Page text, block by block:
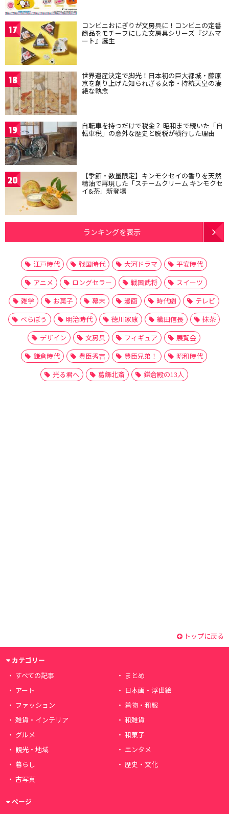
17 コンビニおにぎりが文房具に！コンビニの定番
商品をモチーフにした文房具シリーズ『ジムマ
ート』誕生
18 世界遺産決定で脚光！日本初の巨大都城・藤原
京を創り上げた知られざる女帝・持統天皇の凄
絶な執念
19 自転車を持つだけで税金？ 昭和まで続いた「自
転車税」の意外な歴史と脱税が横行した理由
20 【季節・数量限定】キンモクセイの香りを天然
精油で再現した「スチームクリーム キンモクセ
イ&茶」新登場
ランキングを表示
江戸時代 戦国時代 大河ドラマ
平安時代
アニメ
ロングセラー 戦国武将
スイーツ
雑学
お菓子 幕末 漫画 時代劇
テレビ
べらぼう
明治時代 徳川家康 織田信長
抹茶
デザイン
文房具 フィギュア
展覧会
鎌倉時代
豊臣秀吉 豊臣兄弟！
昭和時代
光る君へ
葛飾北斎 鎌倉殿の13人
トップに戻る
カテゴリー
すべての記事
まとめ
アート
日本画・浮世絵
ファッション
着物・和服
雑貨・インテリア
和雑貨
グルメ
和菓子
観光・地域
エンタメ
暮らし
歴史・文化
古写真
ページ